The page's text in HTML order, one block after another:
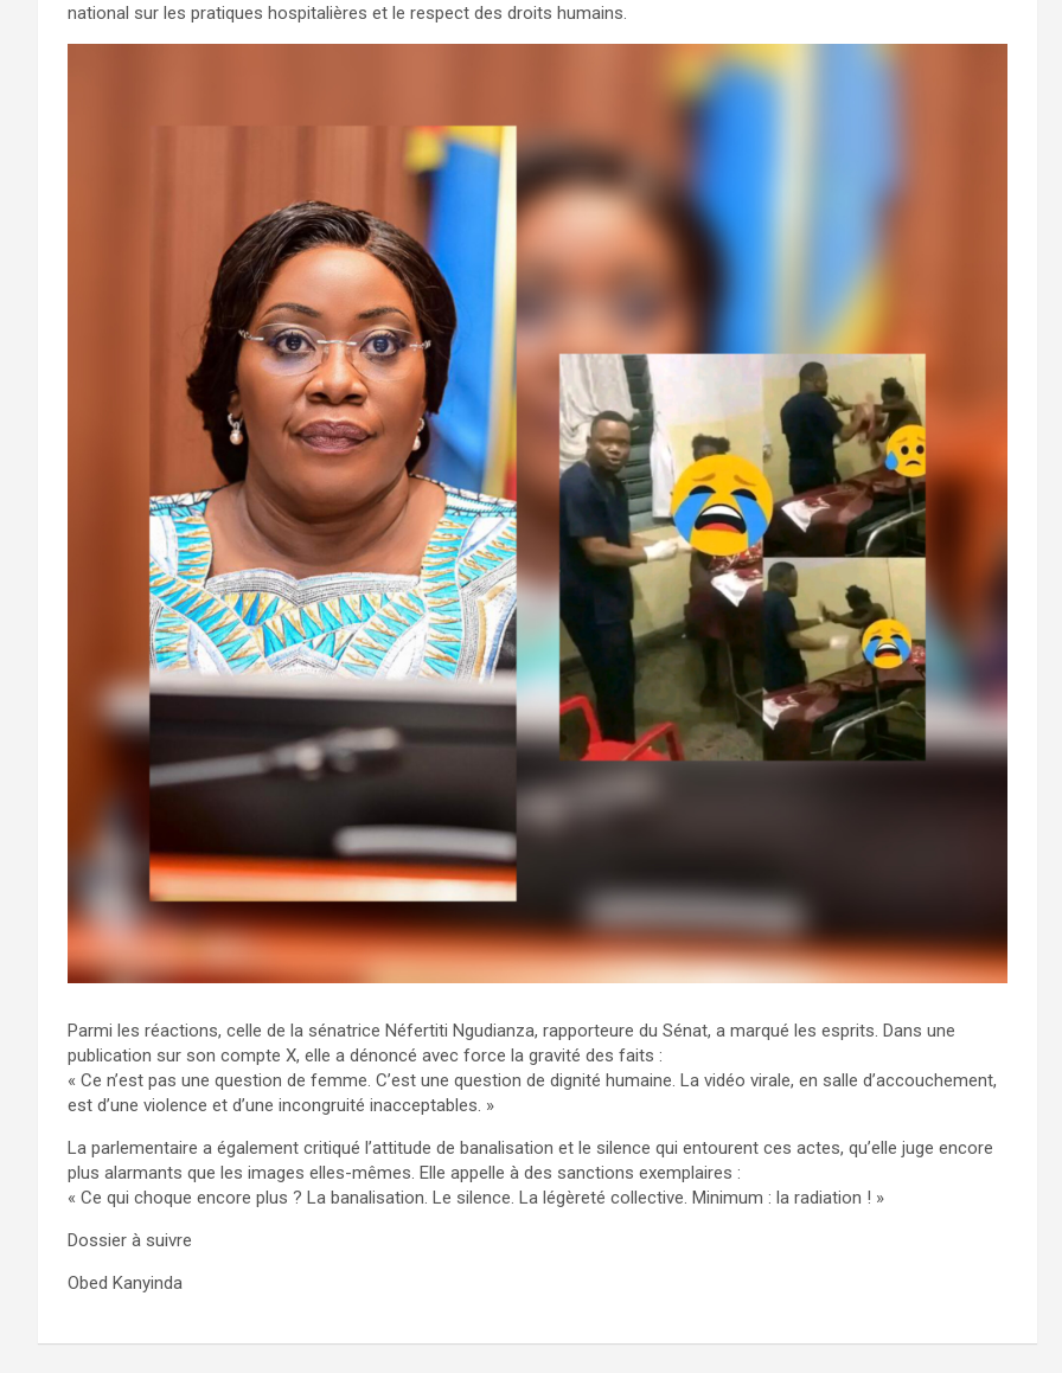
national sur les pratiques hospitalières et le respect des droits humains.
Parmi les réactions, celle de la sénatrice Néfertiti Ngudianza, rapporteure du Sénat, a marqué les esprits. Dans une
publication sur son compte X, elle a dénoncé avec force la gravité des faits :
« Ce n’est pas une question de femme. C’est une question de dignité humaine. La vidéo virale, en salle d’accouchement,
est d’une violence et d’une incongruité inacceptables. »
La parlementaire a également critiqué l’attitude de banalisation et le silence qui entourent ces actes, qu’elle juge encore
plus alarmants que les images elles-mêmes. Elle appelle à des sanctions exemplaires :
« Ce qui choque encore plus ? La banalisation. Le silence. La légèreté collective. Minimum : la radiation ! »
Dossier à suivre
Obed Kanyinda